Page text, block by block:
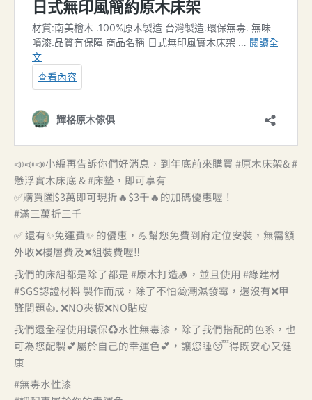
📣📣📣小編再告訴你們好消息，到年底前來購買 #原木床架& #
懸浮實木床底 & #床墊，即可享有
✅購買🈵$3萬即可現折🔥$3千🔥的加碼優惠喔！
#滿三萬折三千
✅ 還有✨免運費✨ 的優惠，💪幫您免費到府定位安裝，無需額
外收❌樓層費及❌組裝費喔‼️
我們的床組都是除了都是 #原木打造🪵，並且使用 #綠建材
#SGS認證材料 製作而成，除了不怕🙅潮濕發霉，還沒有❌甲
醛問題👍. ❌NO夾板❌NO貼皮
我們還全程使用環保♻️水性無毒漆，除了我們搭配的色系，也
可為您配製💕屬於自己的幸運色💕，讓您睡😴得既安心又健
康
#無毒水性漆